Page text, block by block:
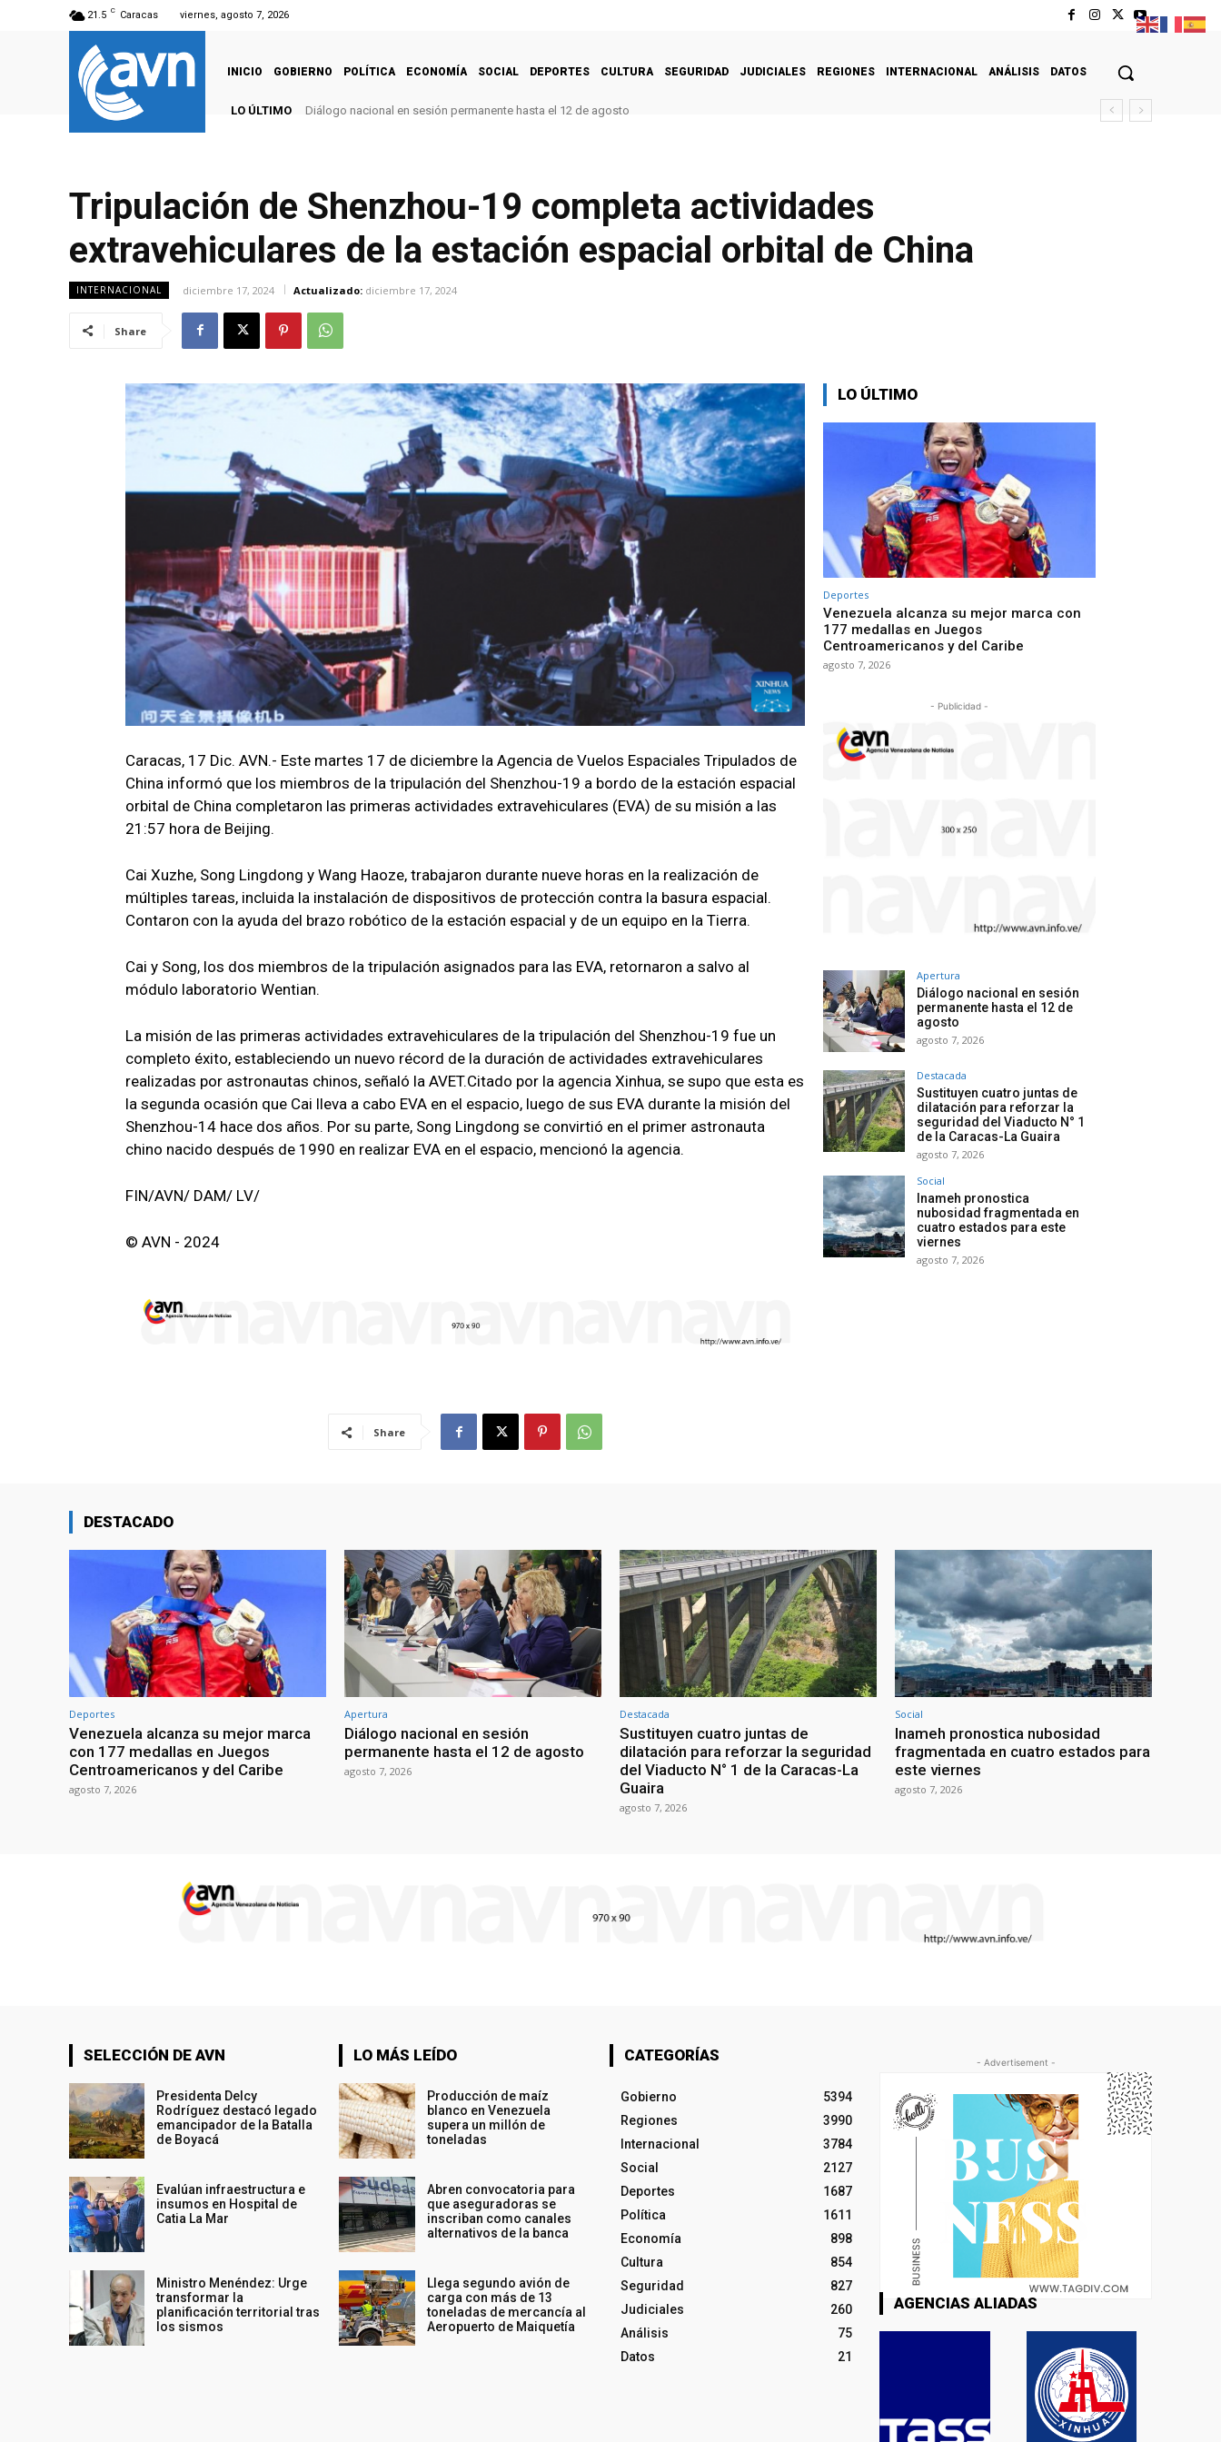
21.5 C Caracas viernes, agosto 7, 2026
INICIO GOBIERNO POLÍTICA ECONOMÍA SOCIAL DEPORTES CULTURA SEGURIDAD JUDICIALES REGIONES INTERNACIONAL ANÁLISIS DATOS
LO ÚLTIMO Diálogo nacional en sesión permanente hasta el 12 de agosto
Tripulación de Shenzhou-19 completa actividades
extravehiculares de la estación espacial orbital de China
INTERNACIONAL diciembre 17, 2024 Actualizado: diciembre 17, 2024
Share
Caracas, 17 Dic. AVN.- Este martes 17 de diciembre la Agencia de Vuelos Espaciales Tripulados de
China informó que los miembros de la tripulación del Shenzhou-19 a bordo de la estación espacial
orbital de China completaron las primeras actividades extravehiculares (EVA) de su misión a las
21:57 hora de Beijing.
Cai Xuzhe, Song Lingdong y Wang Haoze, trabajaron durante nueve horas en la realización de
múltiples tareas, incluida la instalación de dispositivos de protección contra la basura espacial.
Contaron con la ayuda del brazo robótico de la estación espacial y de un equipo en la Tierra.
Cai y Song, los dos miembros de la tripulación asignados para las EVA, retornaron a salvo al
módulo laboratorio Wentian.
La misión de las primeras actividades extravehiculares de la tripulación del Shenzhou-19 fue un
completo éxito, estableciendo un nuevo récord de la duración de actividades extravehiculares
realizadas por astronautas chinos, señaló la AVET.Citado por la agencia Xinhua, se supo que esta es
la segunda ocasión que Cai lleva a cabo EVA en el espacio, luego de sus EVA durante la misión del
Shenzhou-14 hace dos años. Por su parte, Song Lingdong se convirtió en el primer astronauta
chino nacido después de 1990 en realizar EVA en el espacio, mencionó la agencia.
FIN/AVN/ DAM/ LV/
© AVN - 2024
Share
LO ÚLTIMO
Deportes
Venezuela alcanza su mejor marca con
177 medallas en Juegos
Centroamericanos y del Caribe
agosto 7, 2026
- Publicidad -
Apertura
Diálogo nacional en sesión
permanente hasta el 12 de
agosto
agosto 7, 2026
Destacada
Sustituyen cuatro juntas de
dilatación para reforzar la
seguridad del Viaducto N° 1
de la Caracas-La Guaira
agosto 7, 2026
Social
Inameh pronostica
nubosidad fragmentada en
cuatro estados para este
viernes
agosto 7, 2026
DESTACADO
Deportes
Venezuela alcanza su mejor marca
con 177 medallas en Juegos
Centroamericanos y del Caribe
agosto 7, 2026
Apertura
Diálogo nacional en sesión
permanente hasta el 12 de agosto
agosto 7, 2026
Destacada
Sustituyen cuatro juntas de
dilatación para reforzar la seguridad
del Viaducto N° 1 de la Caracas-La
Guaira
agosto 7, 2026
Social
Inameh pronostica nubosidad
fragmentada en cuatro estados para
este viernes
agosto 7, 2026
SELECCIÓN DE AVN
Presidenta Delcy
Rodríguez destacó legado
emancipador de la Batalla
de Boyacá
Evalúan infraestructura e
insumos en Hospital de
Catia La Mar
Ministro Menéndez: Urge
transformar la
planificación territorial tras
los sismos
LO MÁS LEÍDO
Producción de maíz
blanco en Venezuela
supera un millón de
toneladas
Abren convocatoria para
que aseguradoras se
inscriban como canales
alternativos de la banca
Llega segundo avión de
carga con más de 13
toneladas de mercancía al
Aeropuerto de Maiquetía
CATEGORÍAS
Gobierno
5394
Regiones
3990
Internacional
3784
Social
2127
Deportes
1687
Política
1611
Economía
898
Cultura
854
Seguridad
827
Judiciales
260
Análisis
75
Datos
21
- Advertisement -
AGENCIAS ALIADAS